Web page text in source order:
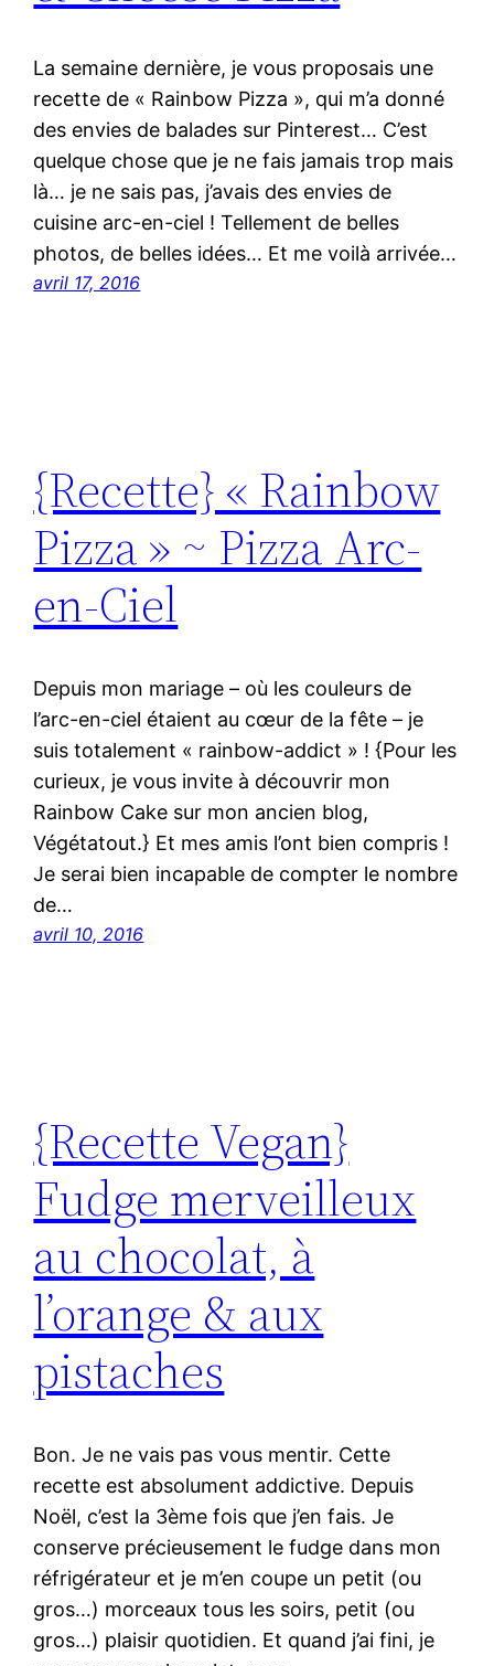
La semaine dernière, je vous proposais une
recette de « Rainbow Pizza », qui m’a donné
des envies de balades sur Pinterest… C’est
quelque chose que je ne fais jamais trop mais
là… je ne sais pas, j’avais des envies de
cuisine arc-en-ciel ! Tellement de belles
photos, de belles idées… Et me voilà arrivée…
avril 17, 2016
{Recette} « Rainbow
Pizza » ~ Pizza Arc-
en-Ciel
Depuis mon mariage – où les couleurs de
l’arc-en-ciel étaient au cœur de la fête – je
suis totalement « rainbow-addict » ! {Pour les
curieux, je vous invite à découvrir mon
Rainbow Cake sur mon ancien blog,
Végétatout.} Et mes amis l’ont bien compris !
Je serai bien incapable de compter le nombre
de…
avril 10, 2016
{Recette Vegan}
Fudge merveilleux
au chocolat, à
l’orange & aux
pistaches
Bon. Je ne vais pas vous mentir. Cette
recette est absolument addictive. Depuis
Noël, c’est la 3ème fois que j’en fais. Je
conserve précieusement le fudge dans mon
réfrigérateur et je m’en coupe un petit (ou
gros…) morceaux tous les soirs, petit (ou
gros…) plaisir quotidien. Et quand j’ai fini, je